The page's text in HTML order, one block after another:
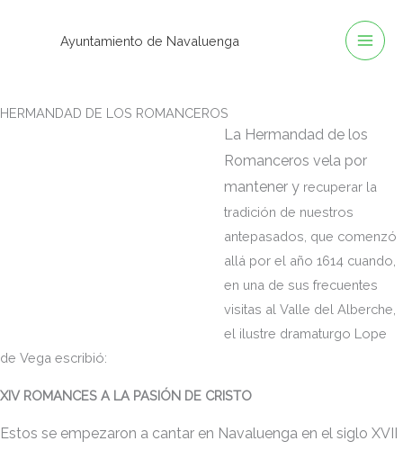
Ayuntamiento de Navaluenga
HERMANDAD DE LOS ROMANCEROS
La Hermandad de los
Romanceros vela por
mantener y recuperar la
tradición de nuestros
antepasados, que comenzó
allá por el año 1614 cuando,
en una de sus frecuentes
visitas al Valle del Alberche,
el ilustre dramaturgo Lope
de Vega escribió:
XIV ROMANCES A LA PASIÓN DE CRISTO
Estos se empezaron a cantar en Navaluenga en el siglo XVII